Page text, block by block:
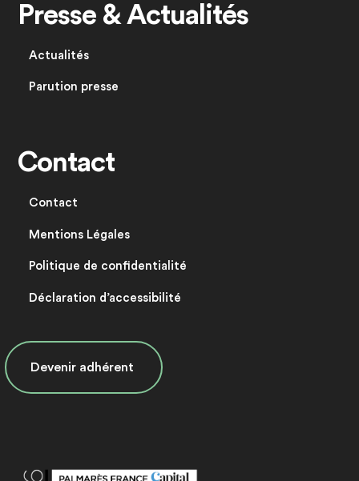
Presse & Actualités
Actualités
Parution presse
Contact
Contact
Mentions Légales
Politique de confidentialité
Déclaration d’accessibilité
Devenir adhérent